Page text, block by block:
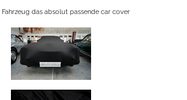
Fahrzeug das absolut passende car cover